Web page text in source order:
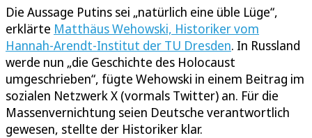
Die Aussage Putins sei „natürlich eine üble Lüge“,
erklärte Matthäus Wehowski, Historiker vom
Hannah-Arendt-Institut der TU Dresden. In Russland
werde nun „die Geschichte des Holocaust
umgeschrieben“, fügte Wehowski in einem Beitrag im
sozialen Netzwerk X (vormals Twitter) an. Für die
Massenvernichtung seien Deutsche verantwortlich
gewesen, stellte der Historiker klar.